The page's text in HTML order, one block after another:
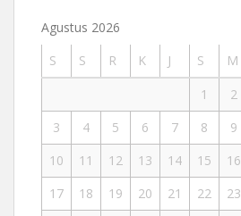
Agustus 2026
S
S R K J S
M
1
2
3
4 5 6 7 8
9
10
11 12 13 14 15
16
17
18 19 20 21 22
23